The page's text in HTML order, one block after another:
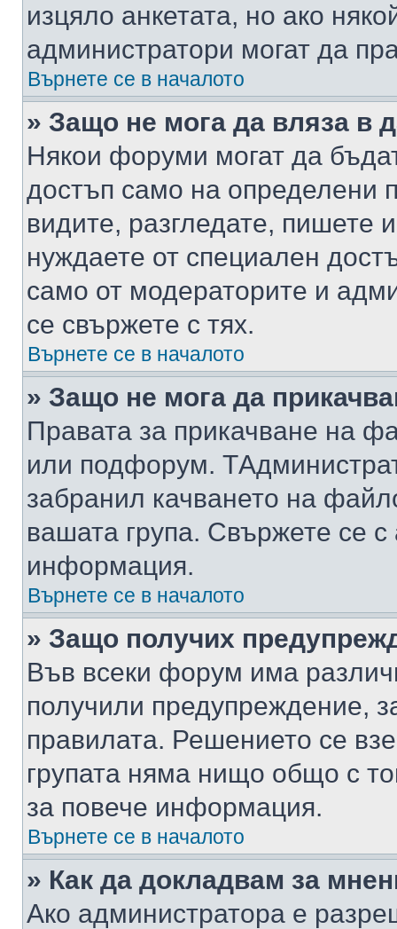
изцяло анкетата, но ако
администратори могат да
Върнете се в началото
» Защо не мога да вляза в
Някои форуми могат да
достъп само на определени
видите, разгледате, пишете
нуждаете от специален
само от модераторите и
се свържете с тях.
Върнете се в началото
» Защо не мога да
Правата за прикачване на
или подфорум.
забранил качването на
вашата група. Свържете се
информация.
Върнете се в началото
» Защо получих
Във всеки форум има
получили предупреждение,
правилата. Решението се
групата няма нищо общо с
за повече информация.
Върнете се в началото
» Как да докладвам за
Ако администратора е